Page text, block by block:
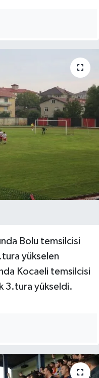
Bolu temsilcisi
yükselen
Kocaeli temsilcisi
3.tura yükseldi.